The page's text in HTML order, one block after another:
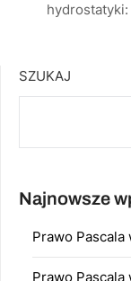
SZUKAJ
Najnowsze
Prawo
Prawo